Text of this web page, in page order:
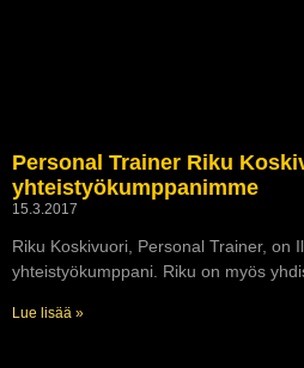
Personal Trainer Riku
yhteistyökumppanimme
15.3.2017
Riku Koskivuori, Personal Trainer, on
yhteistyökumppani. Riku on myös
Lue lisää »